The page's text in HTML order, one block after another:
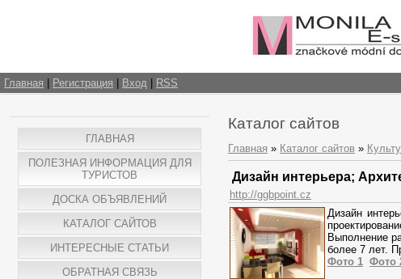
Главная Регистрация Вход RSS
ГЛАВНАЯ
ПОЛЕЗНАЯ ИНФОРМАЦИЯ ДЛЯ
ТУРИСТОВ
ДОСКА ОБЪЯВЛЕНИЙ
КАТАЛОГ САЙТОВ
ИНТЕРЕСНЫЕ СТАТЬИ
ОБРАТНАЯ СВЯЗЬ
Каталог сайтов
Главная » Каталог сайтов »
Дизайн интерьера;
http://ggbpoint.cz
Дизайн
Выполнение
более 7 лет.
Фото 1 Фото